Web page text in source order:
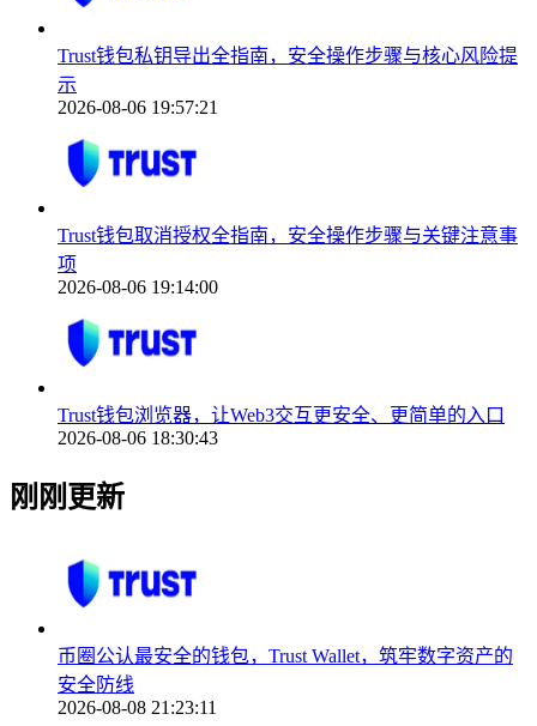
Trust钱包私钥导出全指南，安全操作步骤与核心风险提
示
2026-08-06 19:57:21
Trust钱包取消授权全指南，安全操作步骤与关键注意事
项
2026-08-06 19:14:00
Trust钱包浏览器，让Web3交互更安全、更简单的入口
2026-08-06 18:30:43
刚刚更新
币圈公认最安全的钱包，Trust Wallet，筑牢数字资产的
安全防线
2026-08-08 21:23:11